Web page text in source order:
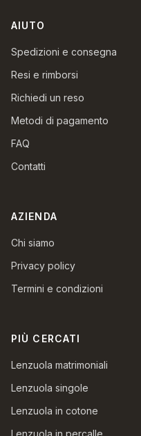
AIUTO
Spedizioni e consegna
Resi e rimborsi
Richiedi un reso
Metodi di pagamento
FAQ
Contatti
AZIENDA
Chi siamo
Privacy policy
Termini e condizioni
PIÙ CERCATI
Lenzuola matrimoniali
Lenzuola singole
Lenzuola in cotone
Lenzuola in percalle